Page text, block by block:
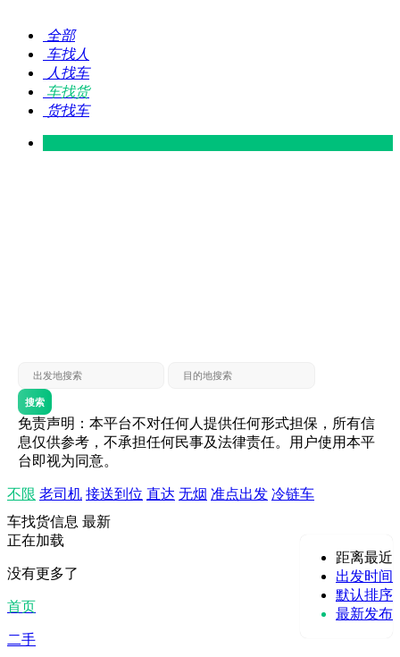
全部
车找人
人找车
车找货
货找车
搜索
免责声明：本平台不对任何人提供任何形式担保，所有信
息仅供参考，不承担任何民事及法律责任。用户使用本平
台即视为同意。
不限 老司机 接送到位 直达 无烟 准点出发 冷链车
车找货信息 最新
距离最近
出发时间
默认排序
最新发布
正在加载
没有更多了
首页
二手